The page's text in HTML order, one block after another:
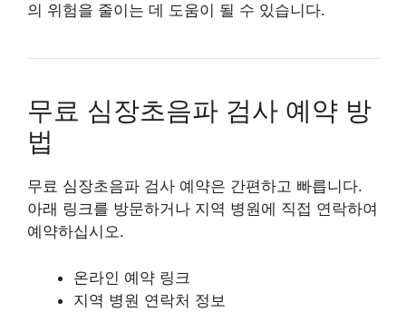
의 위험을 줄이는 데 도움이 될 수 있습니다.
무료 심장초음파 검사 예약 방
법
무료 심장초음파 검사 예약은 간편하고 빠릅니다.
아래 링크를 방문하거나 지역 병원에 직접 연락하여
예약하십시오.
온라인 예약 링크
지역 병원 연락처 정보